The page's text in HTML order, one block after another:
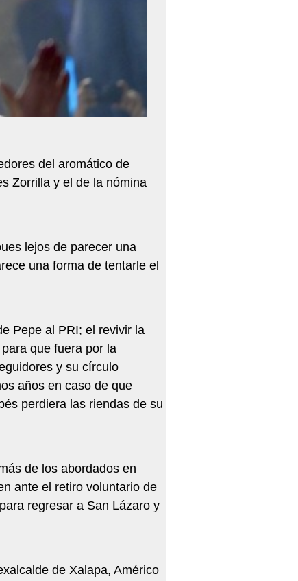
del aromático de
Zorrilla y el de la nómina
lejos de parecer una
una forma de tentarle el
Pepe al PRI; el revivir la
que fuera por la
y su círculo
años en caso de que
perdiera las riendas de su
de los abordados en
ante el retiro voluntario de
regresar a San Lázaro y
de Xalapa, Américo